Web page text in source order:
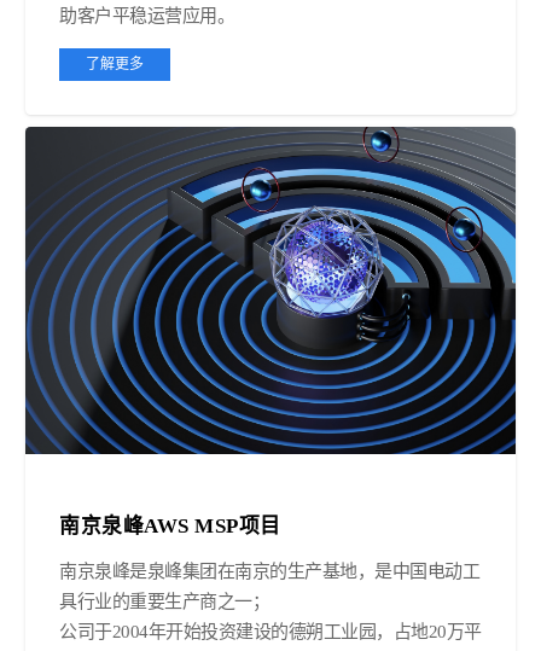
助客户平稳运营应用。
了解更多
南京泉峰AWS MSP项目
南京泉峰是泉峰集团在南京的生产基地，是中国电动工
具行业的重要生产商之一；
公司于2004年开始投资建设的德朔工业园，占地20万平